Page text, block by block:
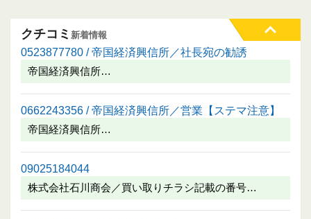
クチコミ 新着情報
0523877780 / 帝国経済興信所／社長宛の勧誘
帝国経済興信所…
0662243356 / 帝国経済興信所／営業【ステマ注意】
帝国経済興信所…
09025184044
株式会社石川商会／買い取りチラシ記載の番号…